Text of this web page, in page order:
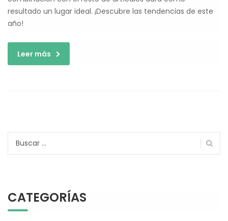
resultado un lugar ideal. ¡Descubre las tendencias de este
año!
Leer más
CATEGORÍAS